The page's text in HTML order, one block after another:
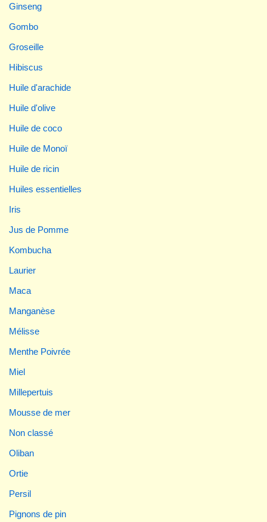
Ginseng
Gombo
Groseille
Hibiscus
Huile d'arachide
Huile d'olive
Huile de coco
Huile de Monoï
Huile de ricin
Huiles essentielles
Iris
Jus de Pomme
Kombucha
Laurier
Maca
Manganèse
Mélisse
Menthe Poivrée
Miel
Millepertuis
Mousse de mer
Non classé
Oliban
Ortie
Persil
Pignons de pin